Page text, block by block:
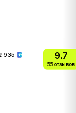
935 9.7
55 отзывов